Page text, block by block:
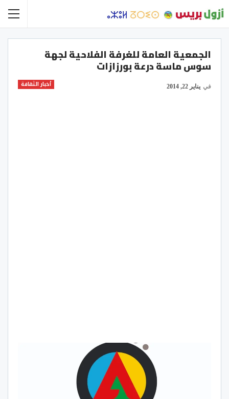
الجمعية العامة للغرفة الفلاحية لجهة
سوس ماسة درعة بورزازات
أخبار الثقافة في يناير 22, 2014